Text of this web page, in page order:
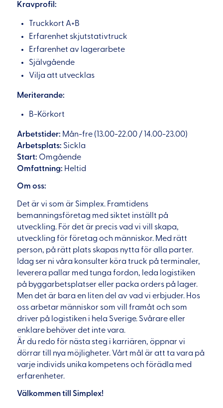
Kravprofil:
Truckkort A+B
Erfarenhet skjutstativtruck
Erfarenhet av lagerarbete
Självgående
Vilja att utvecklas
Meriterande:
B-Körkort
Arbetstider: Mån-fre (13.00-22.00 / 14.00-23.00)
Arbetsplats: Sickla
Start: Omgående
Omfattning: Heltid
Om oss:
Det är vi som är Simplex. Framtidens
bemanningsföretag med siktet inställt på
utveckling. För det är precis vad vi vill skapa,
utveckling för företag och människor. Med rätt
person, på rätt plats skapas nytta för alla parter.
Idag ser ni våra konsulter köra truck på terminaler,
leverera pallar med tunga fordon, leda logistiken
på byggarbetsplatser eller packa orders på lager.
Men det är bara en liten del av vad vi erbjuder. Hos
oss arbetar människor som vill framåt och som
driver på logistiken i hela Sverige. Svårare eller
enklare behöver det inte vara.
Är du redo för nästa steg i karriären, öppnar vi
dörrar till nya möjligheter. Vårt mål är att ta vara på
varje individs unika kompetens och förädla med
erfarenheter.
Välkommen till Simplex!